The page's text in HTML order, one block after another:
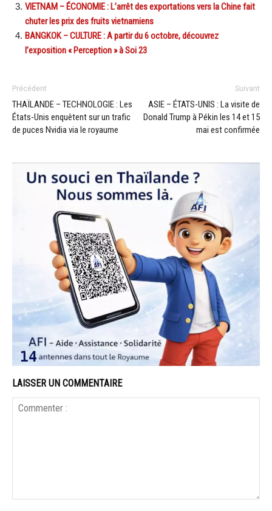
VIETNAM – ÉCONOMIE : L’arrêt des exportations vers la Chine fait
chuter les prix des fruits vietnamiens
BANGKOK – CULTURE : A partir du 6 octobre, découvrez
l’exposition « Perception » à Soi 23
Précédent
THAÏLANDE – TECHNOLOGIE : Les
États-Unis enquêtent sur un trafic
de puces Nvidia via le royaume
Suivant
ASIE – ÉTATS-UNIS : La visite de
Donald Trump à Pékin les 14 et 15
mai est confirmée
LAISSER UN COMMENTAIRE